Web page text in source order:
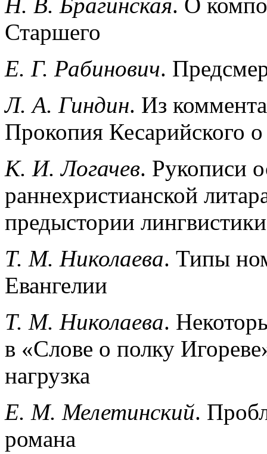
Старшего
Е. Г. Рабинович.
Л. А. Гиндин. Из
Прокопия Кесарийского о
К. И. Логачев. Рукописи
раннехристианской
предыстории лингвистики
Т. М. Николаева. Типы
Евангелии
Т. М. Николаева.
в «Слове о полку
нагрузка
Е. М. Мелетинский.
романа